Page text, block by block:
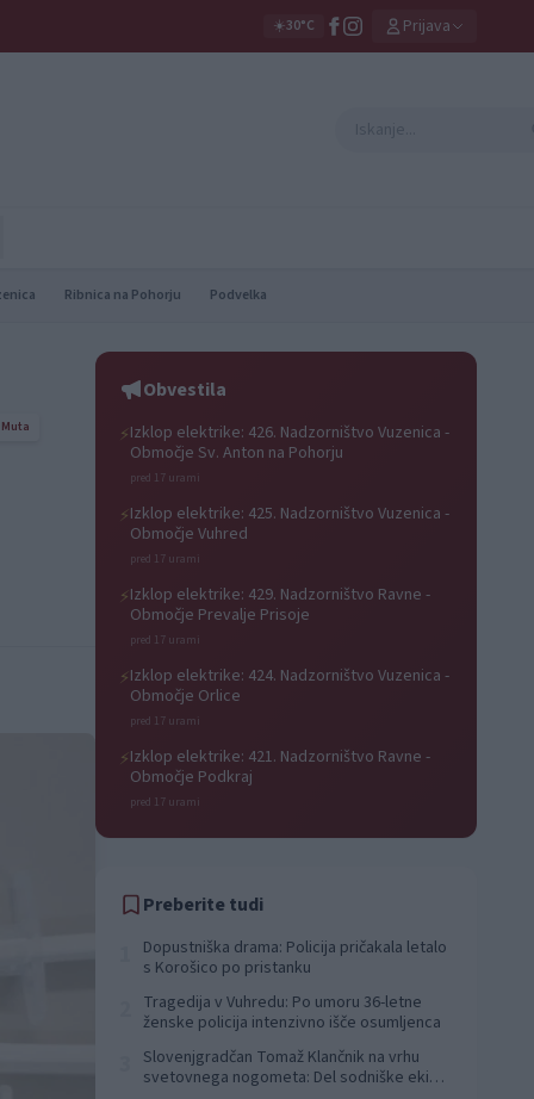
☀️30°C Prijava
Ribnica na Pohorju Podvelka
Muta
Obvestila
⚡Izklop elektrike: 426. Nadzorništvo Vuzenica -
Območje Sv. Anton na Pohorju
pred 17 urami
⚡Izklop elektrike: 425. Nadzorništvo Vuzenica -
Območje Vuhred
pred 17 urami
⚡Izklop elektrike: 429. Nadzorništvo Ravne -
Območje Prevalje Prisoje
pred 17 urami
⚡Izklop elektrike: 424. Nadzorništvo Vuzenica -
Območje Orlice
pred 17 urami
⚡Izklop elektrike: 421. Nadzorništvo Ravne -
Območje Podkraj
pred 17 urami
Preberite tudi
Dopustniška drama: Policija pričakala letalo
s Korošico po pristanku
Tragedija v Vuhredu: Po umoru 36-letne
ženske policija intenzivno išče osumljenca
Slovenjgradčan Tomaž Klančnik na vrhu
svetovnega nogometa: Del sodniške ekipe